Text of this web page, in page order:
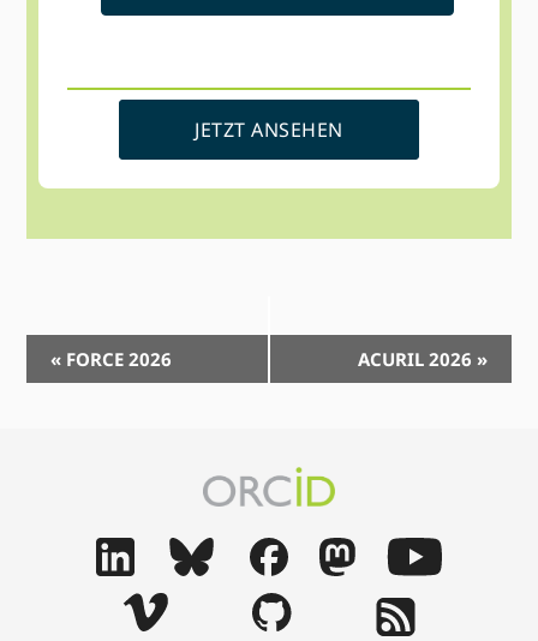
JETZT ANSEHEN
Event-
Navigation
« FORCE 2026 ACURIL 2026 »